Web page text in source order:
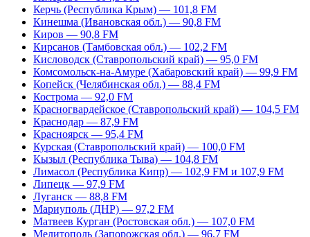
Керчь (Республика Крым) — 101,8 FM
Кинешма (Ивановская обл.) — 90,8 FM
Киров — 90,8 FM
Кирсанов (Тамбовская обл.) — 102,2 FM
Кисловодск (Ставропольский край) — 95,0 FM
Комсомольск-на-Амуре (Хабаровский край) — 99,9 FM
Копейск (Челябинская обл.) — 88,4 FM
Кострома — 92,0 FM
Красногвардейское (Ставропольский край) — 104,5 FM
Краснодар — 87,9 FM
Красноярск — 95,4 FM
Курская (Ставропольский край) — 100,0 FM
Кызыл (Республика Тыва) — 104,8 FM
Лимасол (Республика Кипр) — 102,9 FM и 107,9 FM
Липецк — 97,9 FM
Луганск — 88,8 FM
Мариуполь (ДНР) — 97,2 FM
Матвеев Курган (Ростовская обл.) — 107,0 FM
Мелитополь (Запорожская обл.) — 96,7 FM